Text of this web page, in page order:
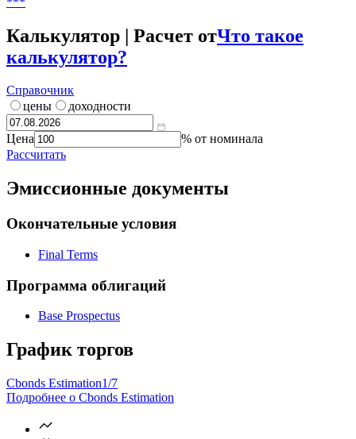
Калькулятор | Расчет отЧто такое
калькулятор?
Справочник
цены
доходности
Цена
% от номинала
Рассчитать
Эмиссионные документы
Окончательные условия
Final Terms
Программа облигаций
Base Prospectus
График торгов
Cbonds Estimation1/7
Подробнее о Cbonds Estimation